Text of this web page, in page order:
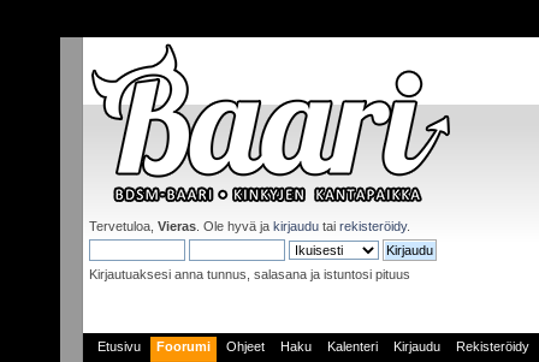
Tervetuloa, Vieras . Ole hyvä ja kirjaudu tai rekisteröidy.
Kirjautuaksesi anna tunnus, salasana ja istuntosi pituus
Etusivu Foorumi Ohjeet Haku Kalenteri Kirjaudu Rekisteröidy